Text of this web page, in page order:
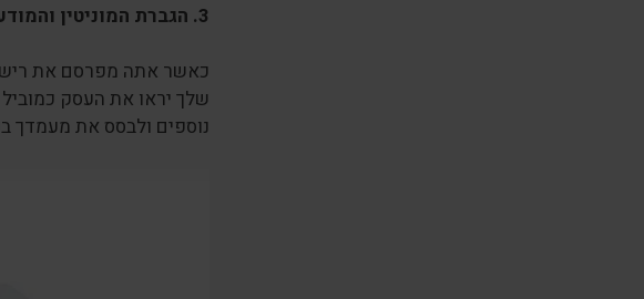
3. הגברת המוניטין
כאשר אתה מפרסם את
שלך יראו את העסק
נוספים ולבסס את מעמדך